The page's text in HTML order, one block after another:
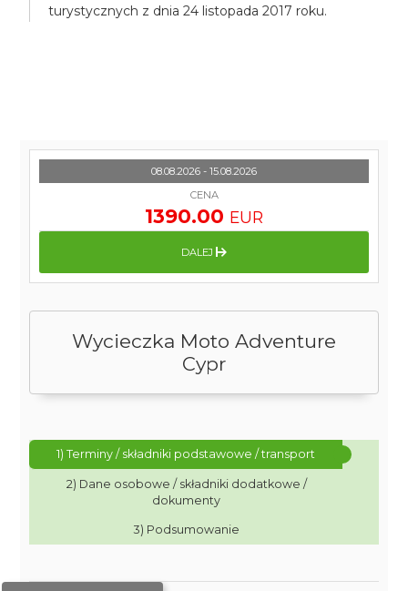
turystycznych z dnia 24 listopada 2017 roku.
Wycieczka Moto Adventure
Cypr
1) Terminy / składniki podstawowe / transport
2) Dane osobowe / składniki dodatkowe /
dokumenty
3) Podsumowanie
08.08.2026 - 15.08.2026
CENA
1390.00 EUR
DALEJ